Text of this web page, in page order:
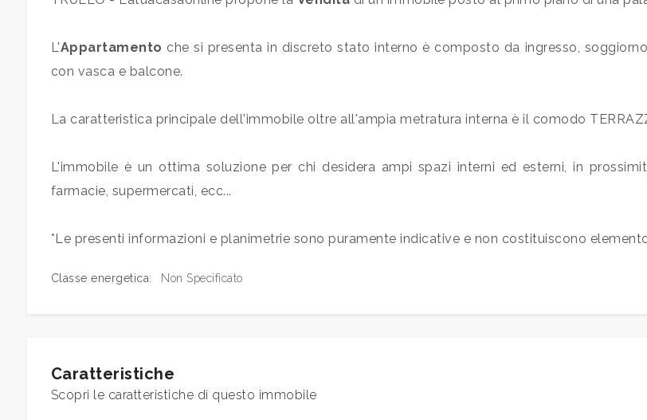
L'Appartamento che si presenta in discreto stato interno è composto da ingresso,
con vasca e balcone.
La caratteristica principale dell'immobile oltre all'ampia metratura interna è il comodo
L'immobile è un ottima soluzione per chi desidera ampi spazi interni ed esterni, in
farmacie, supermercati, ecc...
*Le presenti informazioni e planimetrie sono puramente indicative e non costituiscono
Classe energetica: Non Specificato
Caratteristiche
Scopri le caratteristiche di questo immobile
minimi